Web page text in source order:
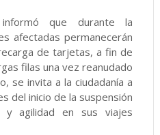
que durante la
afectadas permanecerán
de tarjetas, a fin de
filas una vez reanudado
se invita a la ciudadanía a
del inicio de la suspensión
y agilidad en sus viajes